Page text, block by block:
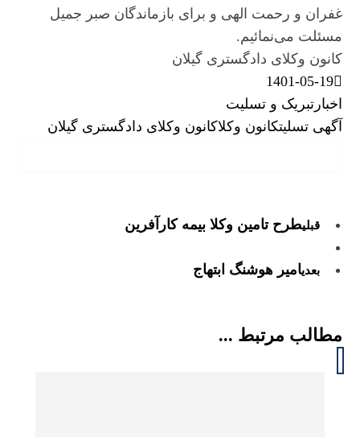
غفران و رحمت الهی و برای بازماندگان صبر جمیل
مسئلت می‌نمائیم.
کانون وکلای دادگستری گیلان
1401-05-19
اخبارتبریک و تسلیت
آگهی تسلیتکانون وکلاکانون وکلای دادگستری گیلان
قبلیطرح تامین وکلا بیمه کارآفرین
بعدیامیر هوشنگ ابتهاج
مطالب مرتبط ...